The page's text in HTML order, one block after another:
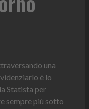
una
è lo
Statista per
sempre più sotto